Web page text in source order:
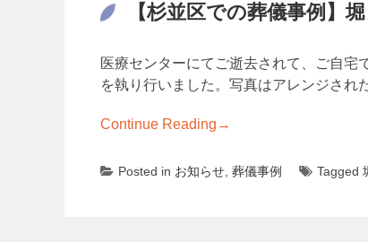
【杉並区での葬儀事例】
医療センターにてご逝去されて、ご自宅
を執り行いました。写真はアレンジされ
Continue Reading →
Posted in お知らせ 葬儀事例 Tagged